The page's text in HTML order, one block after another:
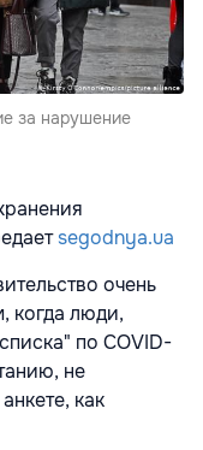
за нарушение
segodnya.ua
очень
когда люди,
по COVID-
не
как